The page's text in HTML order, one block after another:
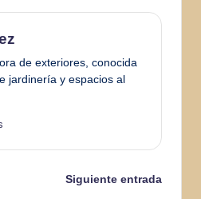
de exteriores, conocida
jardinería y espacios al
Siguiente entrada